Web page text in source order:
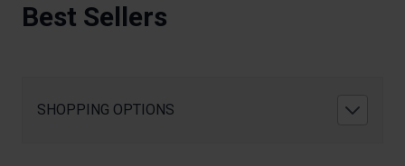
Best Sellers
SHOPPING OPTIONS